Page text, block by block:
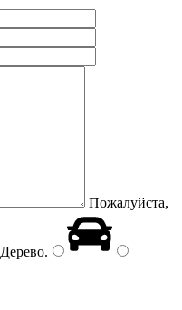
Пожалуйста,
Дерево.